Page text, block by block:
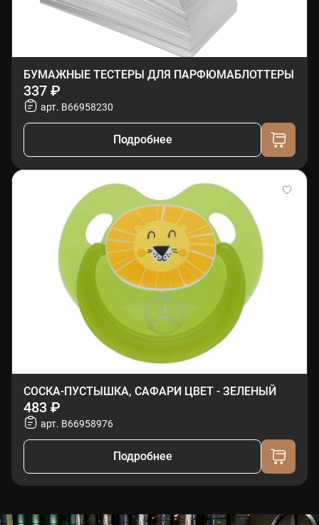
БУМАЖНЫЕ ТЕСТЕРЫ ДЛЯ ПАРФЮМАБЛОТТЕРЫ
337 ₽
арт. B66958230
Подробнее
СОСКА-ПУСТЫШКА, САФАРИ ЦВЕТ - ЗЕЛЕНЫЙ
483 ₽
арт. B66958976
Подробнее